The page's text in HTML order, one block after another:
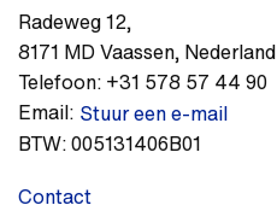
Radeweg 12,
8171 MD Vaassen, Nederland
Telefoon: +31 578 57 44 90
Email: Stuur een e-mail
BTW:005131406B01
Contact